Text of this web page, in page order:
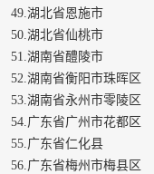
49.湖北省恩施市
50.湖北省仙桃市
51.湖南省醴陵市
52.湖南省衡阳市珠晖区
53.湖南省永州市零陵区
54.广东省广州市花都区
55.广东省仁化县
56.广东省梅州市梅县区